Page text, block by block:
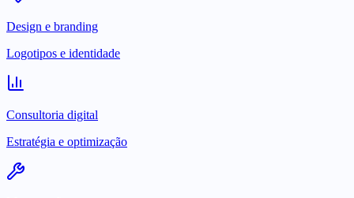
Design e branding
Logotipos e identidade
Consultoria digital
Estratégia e optimização